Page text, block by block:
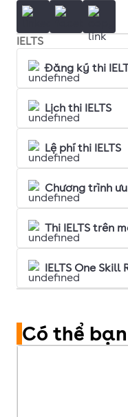
IELTS
Đăng ký thi
Lịch thi IELTS
Lệ phí thi IELTS
Chương trình
Thi IELTS trên
IELTS One Skill
Có thể